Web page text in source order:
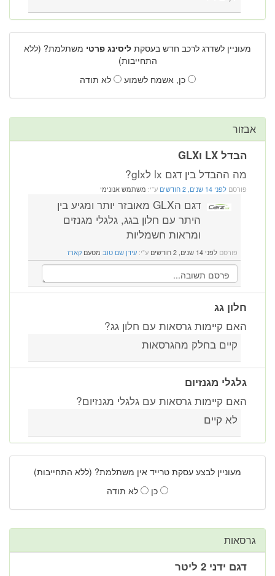
מעוניין לשדרג לרכב חדש בעסקת ליסינג פרטי משתלמת? (ללא
התחייבות)
כן, אשמח לשמוע
לא תודה
אבזור
הבדל LX וGLX
מה ההבדל בין דגם lx לglx?
פורסם לפני 14 שנים, 2 חודשים ע"י: משתמש אנונימי
דגם הGLX מאובזר יותר ומגיע בין
היתר עם חלון בגג, גלגלי מגנזים
ומראות חשמליות
פורסם לפני 14 שנים, 2 חודשים ע"י: עידן שם טוב מטעם קארז
חלון גג
האם קיימות גרסאות עם חלון גג?
קיים בחלק מהגרסאות
גלגלי מגנזיום
האם קיימות גרסאות עם גלגלי מגנזיום?
לא קיים
מעוניין לבצע עסקת טרייד אין משתלמת? (ללא התחייבות)
כן
לא תודה
גרסאות
דגם ידני 2 ליטר